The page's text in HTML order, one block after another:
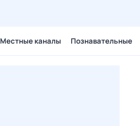
Местные каналы Познавательные